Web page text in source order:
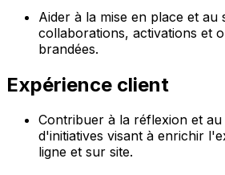
Aider à la mise en place et au
collaborations, activations et
brandées.
Expérience client
Contribuer à la réflexion et au
d'initiatives visant à enrichir
ligne et sur site.